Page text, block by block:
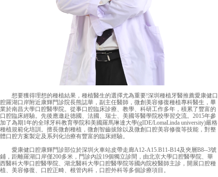
想要獲得理想的種植結果，種植醫生的選擇尤為重要!深圳種植牙醫推薦愛康健口
腔羅湖口岸附近康輝門診院長熊誌華，副主任醫師，微創美容修復種植專科醫生，畢
業於南昌大學口腔醫學院。從事口腔臨床診療、教學、科研工作多年，積累了豐富的
口腔臨床經驗。先後應邀赴德國、法國、瑞士、美國等醫學院校學習交流。2015年參
加了為期1年的全球牙科教育學院和美國羅馬琳達大學(gIDE/LomaLinda university)嚴格
種植規範化培訓。擅長微創種植，微創智齒拔除以及微創口腔美容修復等技能，對整
體口腔方案製定及系列化治療有豐富的臨床經驗。
愛康健口腔康輝門診部位於深圳火車站皮帶走廊A12-A15.B11-B14及夾層B8--3號
鋪，距離羅湖口岸僅200多米，門診內設19個獨立診間，由北京大學口腔醫學院、華
西醫科大學口腔醫學院、湖北醫科大學口腔醫學院等國內院校醫師主診，開展口腔種
植、美容修復、口腔正畸、根管內科，口腔外科等多個診療項目。